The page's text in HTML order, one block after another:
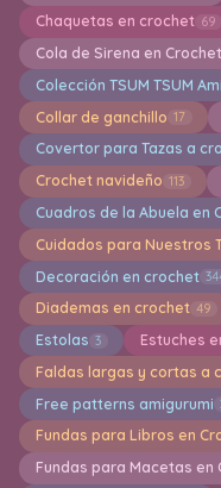
Chaquetas en crochet 69
Cola de Sirena en Crochet
Colección TSUM TSUM
Collar de ganchillo 17
Covertor para Tazas a
Crochet navideño 113
Cuadros de la Abuela en
Cuidados para Nuestros
Decoración en crochet
Diademas en crochet 49
Estolas 3 Estuches
Faldas largas y cortas a
Free patterns amigurumi
Fundas para Libros en
Fundas para Macetas en